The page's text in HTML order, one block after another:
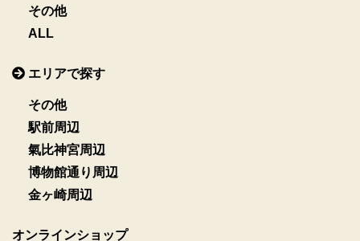
その他
ALL
エリアで探す
その他
駅前周辺
氣比神宮周辺
博物館通り周辺
金ヶ崎周辺
オンラインショップ